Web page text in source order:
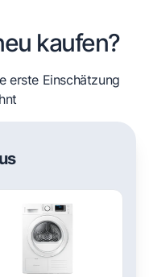
kaufen?
erste Einschätzung